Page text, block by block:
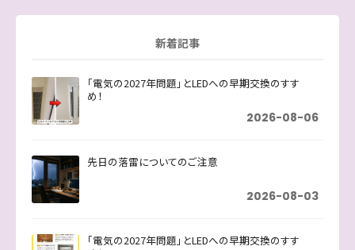
新着記事
「電気の2027年問題」とLEDへの早期交換のすす
め！
2026-08-06
先日の落雷についてのご注意
2026-08-03
「電気の2027年問題」とLEDへの早期交換のすす